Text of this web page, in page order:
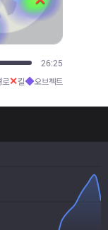
28:09
로✕킬◆오브젝트